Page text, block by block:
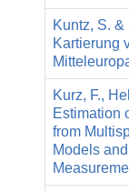
Kuntz, S.
Kartierung
Kurz, F.,
Estimation
from
Models